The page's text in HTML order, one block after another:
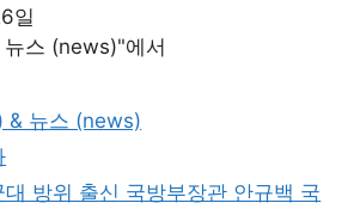
일
스 (news)"에서
& 뉴스 (news)
방위 출신 국방부장관 안규백 국